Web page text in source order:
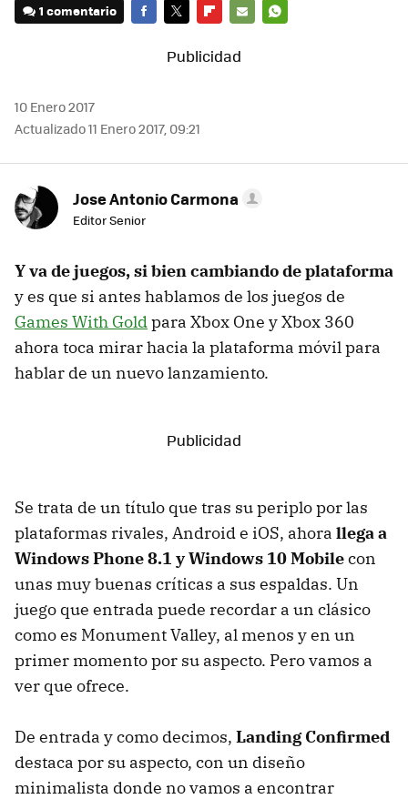
1 comentario
MAIL
10 Enero 2017
Actualizado 11 Enero 2017, 09:21
Jose Antonio Carmona
Editor Senior
Y va de juegos, si bien cambiando de plataforma
y es que si antes hablamos de los juegos de
Games With Goldpara Xbox One y Xbox 360
ahora toca mirar hacia la plataforma móvil para
hablar de un nuevo lanzamiento.
Se trata de un título que tras su periplo por las
plataformas rivales, Android e iOS, ahora llega a
Windows Phone 8.1 y Windows 10 Mobilecon
unas muy buenas críticas a sus espaldas. Un
juego que entrada puede recordar a un clásico
como es Monument Valley, al menos y en un
primer momento por su aspecto. Pero vamos a
ver que ofrece.
De entrada y como decimos, Landing Confirmed
destaca por su aspecto, con un diseño
minimalista donde no vamos a encontrar